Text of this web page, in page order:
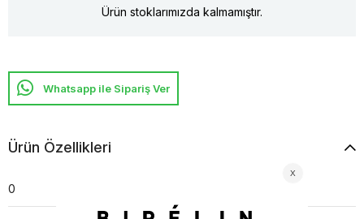
Ürün stoklarımızda kalmamıştır.
Whatsapp ile Sipariş Ver
Ürün Özellikleri
0